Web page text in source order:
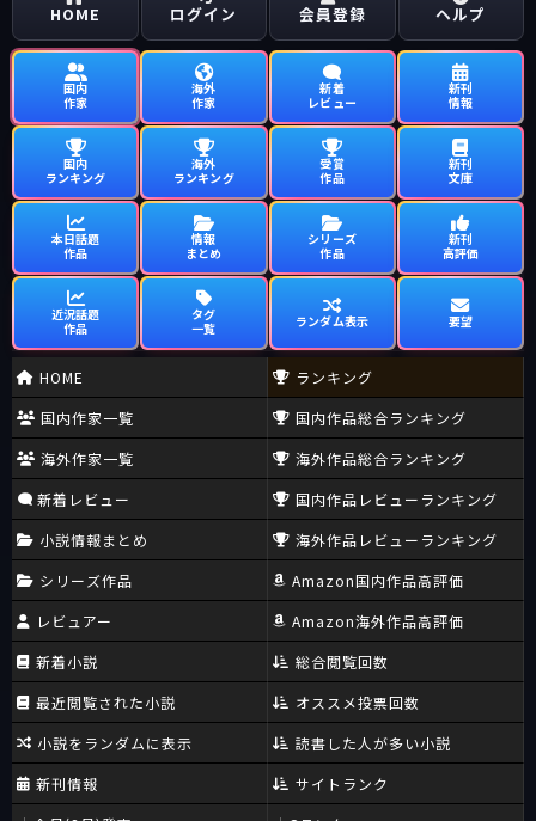
HOME ログイン 会員登録 ヘルプ
国内
作家
海外
作家
新着
レビュー
新刊
情報
国内
ランキング
海外
ランキング
受賞
作品
新刊
文庫
本日話題
作品
情報
まとめ
シリーズ
作品
新刊
高評価
近況話題
作品
タグ
一覧
ランダム表示 要望
HOME
国内作家一覧
海外作家一覧
新着レビュー
小説情報まとめ
シリーズ作品
レビュアー
新着小説
最近閲覧された小説
小説をランダムに表示
新刊情報
ランキング
国内作品総合ランキング
海外作品総合ランキング
国内作品レビューランキング
海外作品レビューランキング
Amazon国内作品高評価
Amazon海外作品高評価
総合閲覧回数
オススメ投票回数
読書した人が多い小説
サイトランク